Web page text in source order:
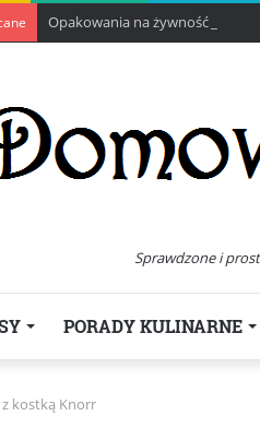
Opakowania na żywność All In
Sprawdzone i
PORADY KULINARNE
z kostką Knorr